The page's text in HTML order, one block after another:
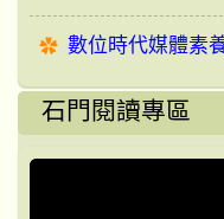
數位時代媒體素
石門閱讀專區